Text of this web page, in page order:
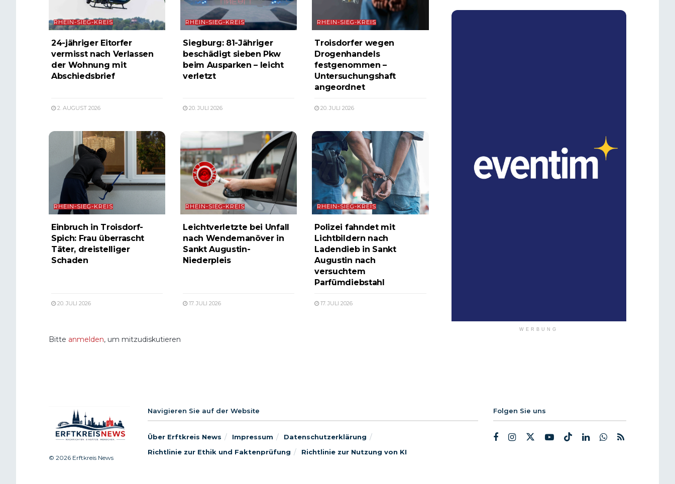
RHEIN-SIEG-KREIS
24-jähriger Eitorfer
vermisst nach Verlassen
der Wohnung mit
Abschiedsbrief
2. AUGUST 2026
RHEIN-SIEG-KREIS
Siegburg: 81-Jähriger
beschädigt sieben Pkw
beim Ausparken – leicht
verletzt
20. JULI 2026
RHEIN-SIEG-KREIS
Troisdorfer wegen
Drogenhandels
festgenommen –
Untersuchungshaft
angeordnet
20. JULI 2026
RHEIN-SIEG-KREIS
Einbruch in Troisdorf-
Spich: Frau überrascht
Täter, dreistelliger
Schaden
20. JULI 2026
RHEIN-SIEG-KREIS
Leichtverletzte bei Unfall
nach Wendemanöver in
Sankt Augustin-
Niederpleis
17. JULI 2026
RHEIN-SIEG-KREIS
Polizei fahndet mit
Lichtbildern nach
Ladendieb in Sankt
Augustin nach
versuchtem
Parfümdiebstahl
17. JULI 2026
Bitte anmelden, um mitzudiskutieren
WERBUNG
© 2026 Erftkreis News
Navigieren Sie auf der Website
Über Erftkreis News Impressum
Datenschutzerklärung
Richtlinie zur Ethik und Faktenprüfung
Richtlinie zur Nutzung von KI
Folgen Sie uns